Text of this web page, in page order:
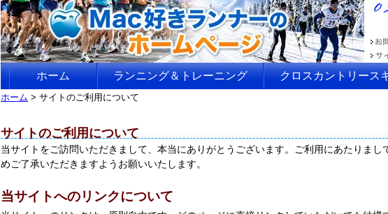
ホーム ランニング＆トレーニング クロスカントリース
ホーム > サイトのご利用について
サイトのご利用について
当サイトをご訪問いただきまして、本当にありがとうございます。ご利用にあたりまし
めご了承いただきますようお願いいたします。
当サイトへのリンクについて